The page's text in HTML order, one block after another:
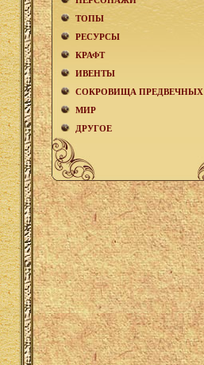
ТОПЫ
РЕСУРСЫ
КРАФТ
ИВЕНТЫ
СОКРОВИЩА ПРЕДВЕЧНЫХ
МИР
ДРУГОЕ